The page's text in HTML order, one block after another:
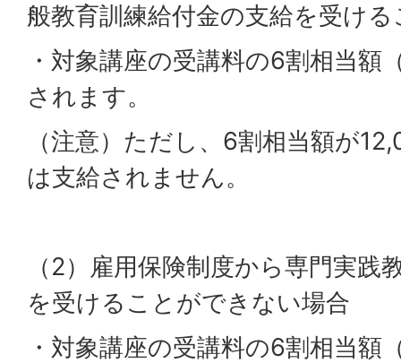
般教育訓練給付金の支給を受け
・対象講座の受講料の6割相当額
されます。
（注意）ただし、6割相当額が
は支給されません。
（2）雇用保険制度から専門実践
を受けることができない場合
・対象講座の受講料の6割相当額